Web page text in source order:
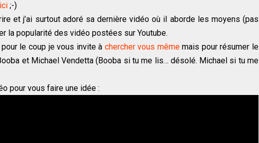
;-)
et j’ai surtout adoré sa dernière vidéo où il aborde les moyens (pas
la popularité des vidéo postées sur Youtube.
le coup je vous invite à chercher vous mêmemais pour résumer le
et Michael Vendetta (Booba si tu me lis… désolé. Michael si tu me
pour vous faire une idée :